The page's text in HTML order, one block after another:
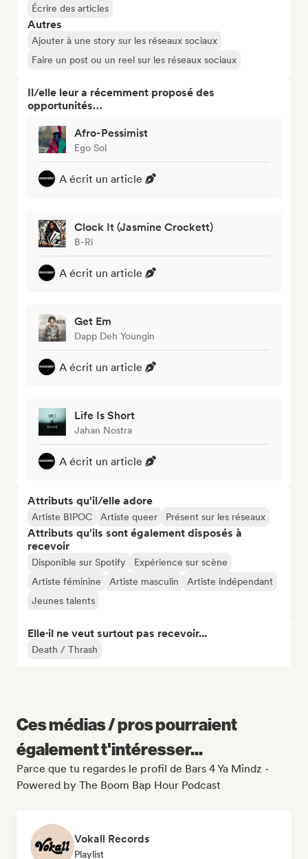
Écrire des articles
Autres
Ajouter à une story sur les réseaux sociaux
Faire un post ou un reel sur les réseaux sociaux
Il/elle leur a récemment proposé des
opportunités…
Afro-Pessimist
Ego Sol
A écrit un article
Clock It (Jasmine Crockett)
B-Ri
A écrit un article
Get Em
Dapp Deh Youngin
A écrit un article
Life Is Short
Jahan Nostra
A écrit un article
Attributs qu'il/elle adore
Artiste BIPOC Artiste queer Présent sur les réseaux
Attributs qu'ils sont également disposés à
recevoir
Disponible sur Spotify
Expérience sur scène
Artiste féminine
Artiste masculin
Artiste indépendant
Jeunes talents
Elle·il ne veut surtout pas recevoir...
Death / Thrash
Ces médias / pros pourraient
également t'intéresser...
Parce que tu regardes le profil de Bars 4 Ya Mindz -
Powered by The Boom Bap Hour Podcast
Vokall Records
Playlist